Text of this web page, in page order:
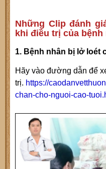
Những Clip đánh
khi điều trị của bệnh
1. Bệnh nhân bị lở loét
Hãy vào đường dẫn để
trị. https://
chan-cho-nguoi-cao-